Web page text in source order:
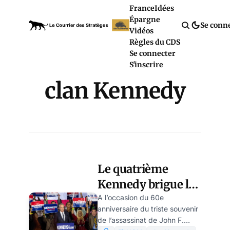
FranceIdées
Épargne
Vidéos
Règles du CDS
Se connecter
S'inscrire
Se
clan Kennedy
Le quatrième
Kennedy brigue la
présidence : une
revanche de
A l’occasion du 60e
anniversaire du triste souvenir
de l’assassinat de John F.